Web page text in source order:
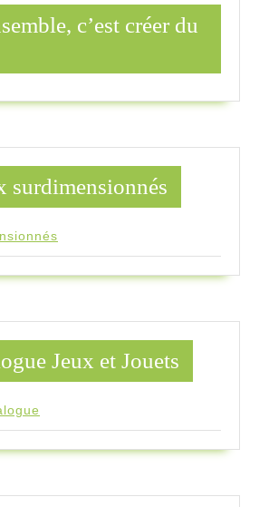
c’est créer du
surdimensionnés
Jeux et Jouets